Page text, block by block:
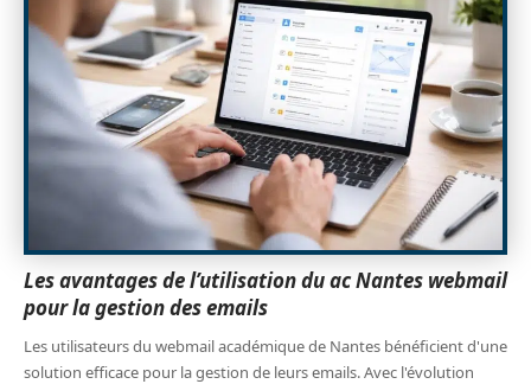
Les avantages de l’utilisation du ac Nantes webmail
pour la gestion des emails
Les utilisateurs du webmail académique de Nantes bénéficient d'une
solution efficace pour la gestion de leurs emails. Avec l'évolution